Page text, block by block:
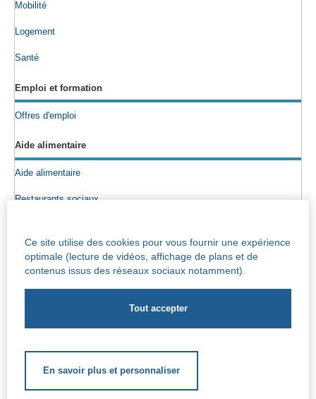
Ce site utilise des cookies pour vous fournir une expérience
optimale (lecture de vidéos, affichage de plans et de
contenus issus des réseaux sociaux notamment).
En savoir plus et personnaliser
Mobilité
Logement
Santé
Emploi et formation
Offres d'emploi
Aide alimentaire
Aide alimentaire
Restaurants sociaux
Epicerie sociale
Socio-culturel
Soutien scolaire